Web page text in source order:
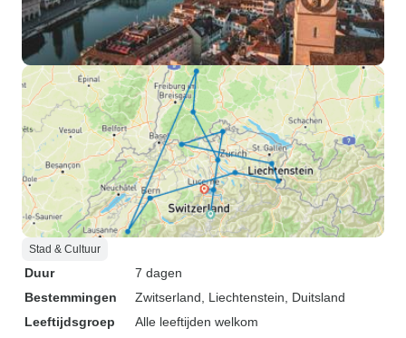
Stad & Cultuur
Duur
7 dagen
Bestemmingen
Zwitserland , Liechtenstein , Duitsland
Leeftijdsgroep
Alle leeftijden welkom